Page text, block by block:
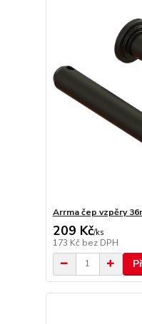
Arrma čep vzpěry
209 Kč/ks
173 Kč bez DPH